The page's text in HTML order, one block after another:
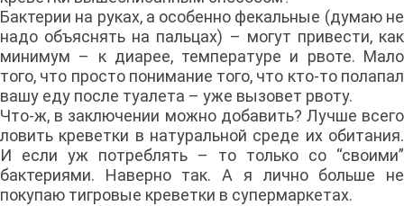
Бактерии на руках, а особенно фекальные (думаю не
надо объяснять на пальцах) – могут привести, как
минимум – к диарее, температуре и рвоте. Мало
того, что просто понимание того, что кто-то полапал
вашу еду после туалета – уже вызовет рвоту.
Что-ж, в заключении можно добавить? Лучше всего
ловить креветки в натуральной среде их обитания.
И если уж потреблять – то только со “своими”
бактериями. Наверно так. А я лично больше не
покупаю тигровые креветки в супермаркетах.